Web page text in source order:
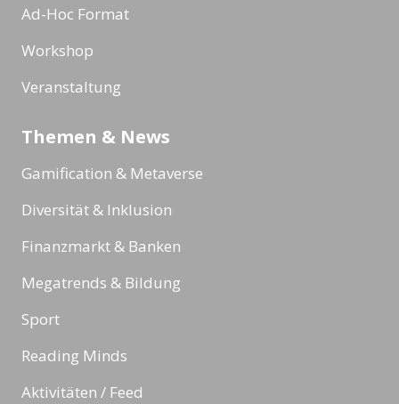
Ad-Hoc Format
Workshop
Veranstaltung
Themen & News
Gamification & Metaverse
Diversität & Inklusion
Finanzmarkt & Banken
Megatrends & Bildung
Sport
Reading Minds
Aktivitäten / Feed